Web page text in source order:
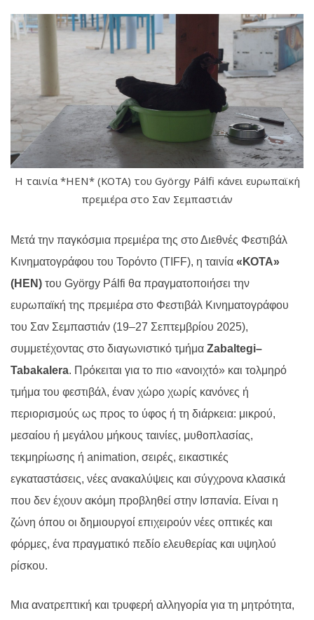
H ταινία *HEN* (ΚΟΤΑ) του György Pálfi κάνει ευρωπαϊκή
πρεμιέρα στο Σαν Σεμπαστιάν
Μετά την παγκόσμια πρεμιέρα της στο Διεθνές Φεστιβάλ
Κινηματογράφου του Τορόντο (TIFF), η ταινία «ΚΟΤΑ»
(HEN) του György Pá lfi θα πραγματοποιήσει την
ευρωπαϊκή της πρεμιέρα στο Φεστιβάλ Κινηματογράφου
του Σαν Σεμπαστιάν (19–27 Σεπτεμβρίου 2025),
συμμετέχοντας στο διαγωνιστικό τμήμα Zabaltegi–
Tabakalera. Πρόκειται για το πιο «ανοιχτό» και τολμηρό
τμήμα του φεστιβάλ, έναν χώρο χωρίς κανόνες ή
περιορισμούς ως προς το ύφος ή τη διάρκεια: μικρού,
μεσαίου ή μεγάλου μήκους ταινίες, μυθοπλασίας,
τεκμηρίωσης ή animation, σειρές, εικαστικές
εγκαταστάσεις, νέες ανακαλύψεις και σύγχρονα κλασικά
που δεν έχουν ακόμη προβληθεί στην Ισπανία. Είναι η
ζώνη όπου οι δημιουργοί επιχειρούν νέες οπτικές και
φόρμες, ένα πραγματικό πεδίο ελευθερίας και υψηλού
ρίσκου.
Μια ανατρεπτική και τρυφερή αλληγορία για τη μητρότητα,